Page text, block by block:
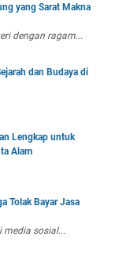
yang Sarat Makna
dengan ragam...
dan Budaya di
Lengkap untuk
Alam
Tolak Bayar Jasa
media sosial...